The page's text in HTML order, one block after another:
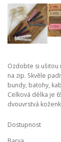
Ozdobte si ušitou
na zip. Skvěle
bundy, batohy,
Celková délka je
dvouvrstvá
Dostupnost